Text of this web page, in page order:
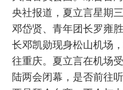
央社报道，夏立言星期
邓岱贤、青年团长罗雍
长邓凯勋现身松山机场
往重庆。夏立言在机场
陆两会闭幕，是否前往